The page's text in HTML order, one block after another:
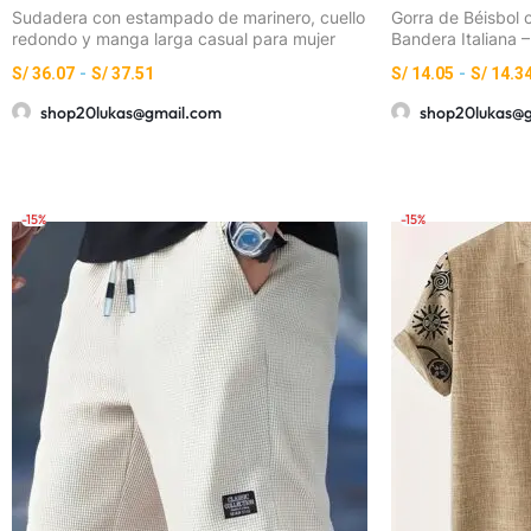
Sudadera con estampado de marinero, cuello
redondo y manga larga casual para mujer
S/36.07 - S/37.51
shop20lukas@gmail.com
Gorra de Béisbol
Bandera Italiana
S/ 14.05 - S/
-15% -15%